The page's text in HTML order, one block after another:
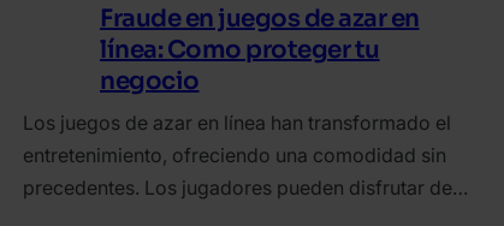
Fraude en juegos de azar en
línea: Como proteger tu
negocio
Los juegos de azar en línea han transformado el
entretenimiento, ofreciendo una comodidad sin
precedentes. Los jugadores pueden disfrutar de…